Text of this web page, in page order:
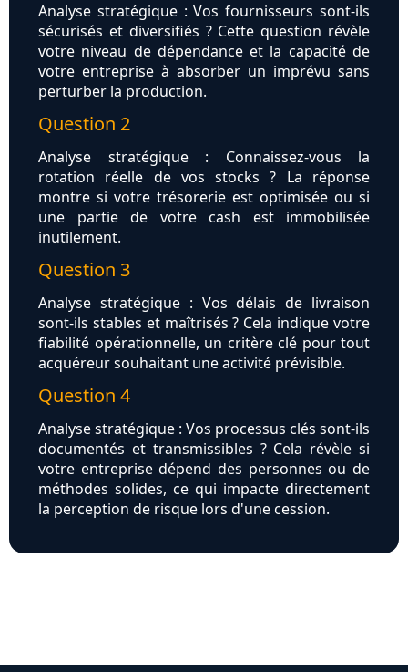
Analyse stratégique : Vos fournisseurs sont-ils
sécurisés et diversifiés ? Cette question révèle
votre niveau de dépendance et la capacité de
votre entreprise à absorber un imprévu sans
perturber la production.
Question 2
Analyse stratégique : Connaissez-vous la
rotation réelle de vos stocks ? La réponse
montre si votre trésorerie est optimisée ou si
une partie de votre cash est immobilisée
inutilement.
Question 3
Analyse stratégique : Vos délais de livraison
sont-ils stables et maîtrisés ? Cela indique votre
fiabilité opérationnelle, un critère clé pour tout
acquéreur souhaitant une activité prévisible.
Question 4
Analyse stratégique : Vos processus clés sont-ils
documentés et transmissibles ? Cela révèle si
votre entreprise dépend des personnes ou de
méthodes solides, ce qui impacte directement
la perception de risque lors d'une cession.